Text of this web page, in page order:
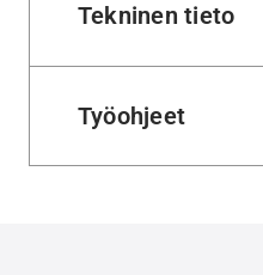
Tekninen tieto
Työohjeet